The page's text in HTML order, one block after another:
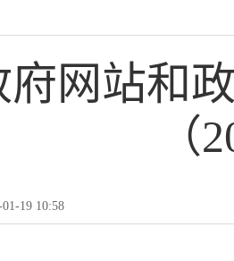
府网站和
（
19 10:58